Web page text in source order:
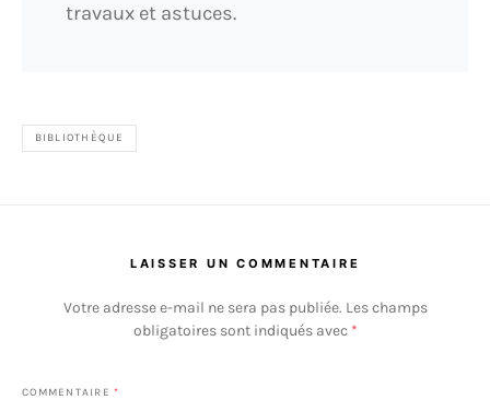
travaux et astuces.
BIBLIOTHÈQUE
LAISSER UN COMMENTAIRE
Votre adresse e-mail ne sera pas publiée. Les champs
obligatoires sont indiqués avec *
COMMENTAIRE *